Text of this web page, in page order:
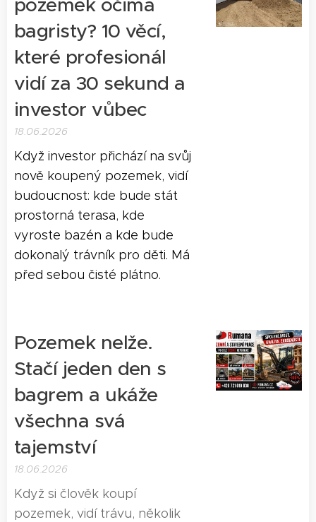
pozemek očima
bagristy? 10 věcí,
které profesionál
vidí za 30 sekund a
investor vůbec
18.06.2026
Když investor přichází na svůj
nově koupený pozemek, vidí
budoucnost: kde bude stát
prostorná terasa, kde
vyroste bazén a kde bude
dokonalý trávník pro děti. Má
před sebou čisté plátno.
Pozemek nelže.
Stačí jeden den s
bagrem a ukáže
všechna svá
tajemství
18.06.2026
Když si člověk koupí
pozemek, vidí trávu, několik